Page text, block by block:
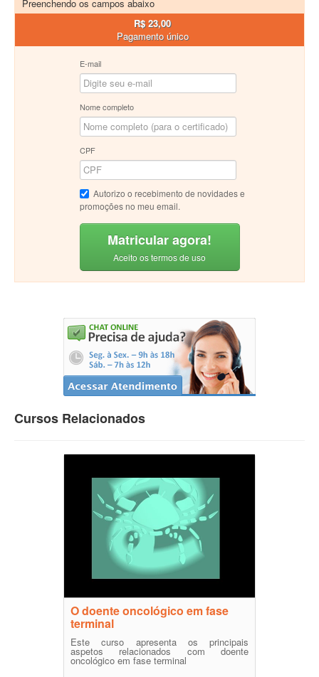
Preenchendo os campos abaixo
R$ 23,00
Pagamento único
E-mail
Nome completo
CPF
Autorizo o recebimento de novidades e
promoções no meu email.
Matricular agora!
Aceito os termos de uso
Cursos Relacionados
O doente oncológico em fase
terminal
Este curso apresenta os principais
aspetos relacionados com doente
oncológico em fase terminal